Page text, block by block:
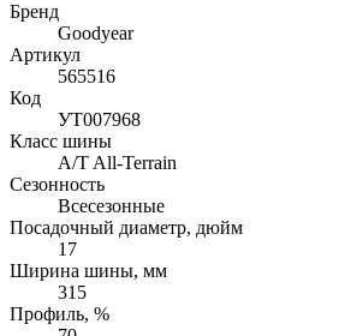
Бренд
Goodyear
Артикул
565516
Код
УТ007968
Класс шины
A/T All-Terrain
Сезонность
Всесезонные
Посадочный диаметр, дюйм
17
Ширина шины, мм
315
Профиль, %